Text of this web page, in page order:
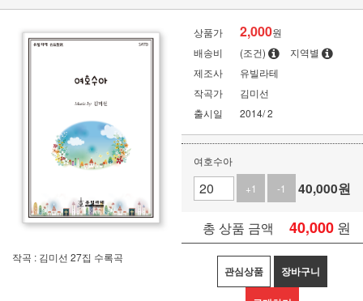
작곡 : 김미선 27집 수록곡
상품가 2,000원
배송비
(조건)
지역별
제조사
유빌라테
작곡가
김미선
출시일
2014/ 2
여호수아
+1
-1 40,000원
총 상품 금액 40,000 원
관심상품 장바구니